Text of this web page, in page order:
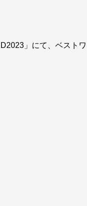
」にて、ベスト